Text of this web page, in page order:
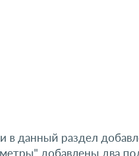
в данный раздел
добавлены два